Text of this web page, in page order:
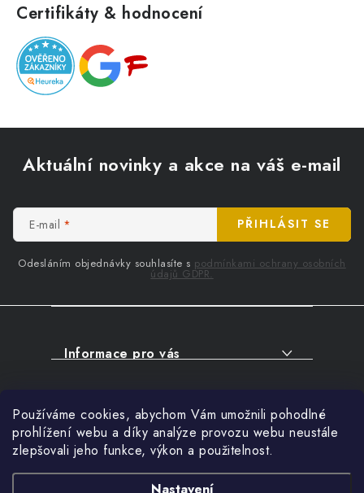
Používáme cookies, abychom Vám umožnili pohodlné
prohlížení webu a díky analýze provozu webu neustále
zlepšovali jeho funkce, výkon a použitelnost.
Certifikáty & hodnocení
Aktuální novinky a akce na váš e-mail
E-mail
Odesláním objednávky souhlasíte s podmínkami ochrany osobních
údajů GDPR.
PŘIHLÁSIT SE
Z
Informace pro vás
SERVIS
FIRMY, ŠKOLY, PARTNEŘI
ARTHAS MAGAZÍN
Facebook
Přihlášení